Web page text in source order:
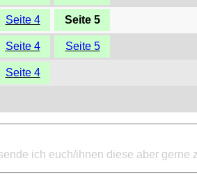
Seite 4 Seite 5
Seite 4 Seite 5
Seite 4
ich euch/ihnen diese aber gerne